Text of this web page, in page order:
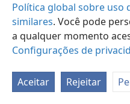
Política global sobre uso
similares. Você pode
a qualquer momento
Configurações de
Aceitar Rejeitar